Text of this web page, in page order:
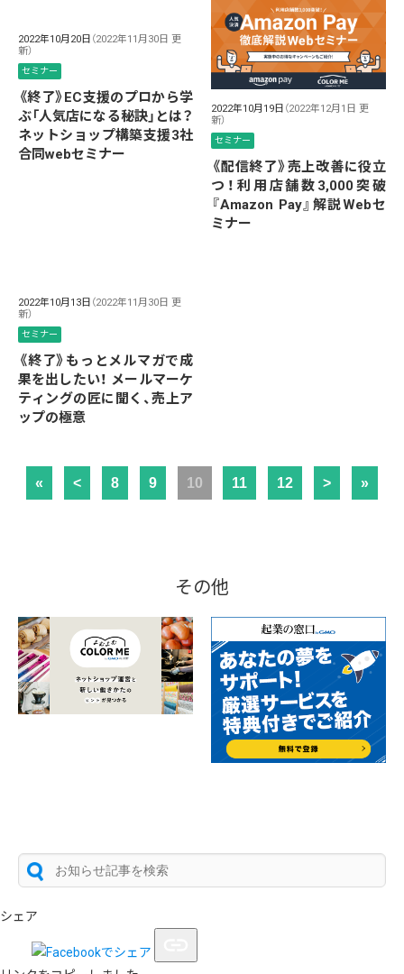
2022年10月20日 （2022年11月30日 更
新）
セミナー
《終了》EC支援のプロから学
ぶ「人気店になる秘訣」とは？
ネットショップ構築支援3社
合同webセミナー
2022年10月19日 （2022年12月1日 更
新）
セミナー
《配信終了》売上改善に役立
つ！利用店舗数3,000突破
『Amazon Pay』解説Webセ
ミナー
2022年10月13日 （2022年11月30日 更
新）
セミナー
《終了》もっとメルマガで成
果を出したい！ メールマーケ
ティングの匠に聞く、売上ア
ップの極意
« < 8 9 10 11 12 > »
その他
シェア